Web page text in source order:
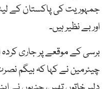
جمہوریت کی پاکستان کے
اور بے نظیر ہیں۔
برسی کے موقعے پر جاری
چیئرمین نے کہا کہ بیگم